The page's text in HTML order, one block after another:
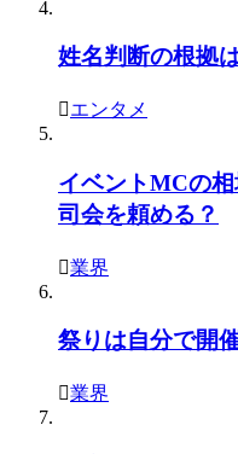
姓名判断の根拠
エンタメ
イベントMCの
司会を頼める？
業界
祭りは自分で開
業界